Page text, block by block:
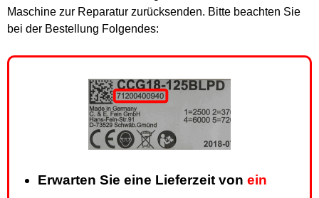
Maschine zur Reparatur zurücksenden. Bitte beachten Sie
bei der Bestellung Folgendes:
Erwarten Sie eine Lieferzeit von ein